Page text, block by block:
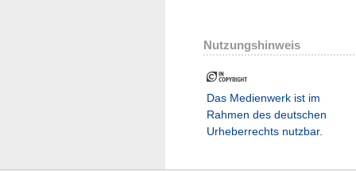
Nutzungshinweis
Das Medienwerk ist im
Rahmen des deutschen
Urheberrechts nutzbar.